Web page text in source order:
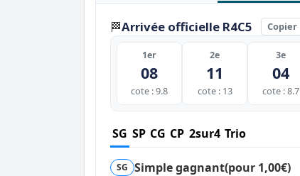
🏁Arrivée officielle R4C5 Copier
1er
08
cote : 9.8
2e
11
cote : 13
3e
04
cote : 8.7
SG SP CG CP 2sur4 Trio
SG Simple gagnant(pour 1,00€)